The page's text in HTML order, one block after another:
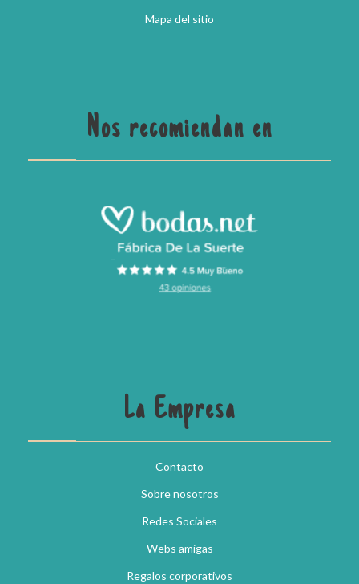
Mapa del sitio
Nos recomiendan en
La Empresa
Contacto
Sobre nosotros
Redes Sociales
Webs amigas
Regalos corporativos